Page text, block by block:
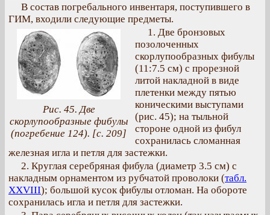
В состав погребального инвентаря, поступившего в
ГИМ, входили следующие предметы.
Рис. 45. Две
скорлупообразные фибулы
(погребение 124). [с. 209]
1. Две бронзовых
позолоченных
скорлупообразных фибулы
(11:7.5 см) с прорезной
литой накладной в виде
плетенки между пятью
коническими выступами
(рис. 45); на тыльной
стороне одной из фибул
сохранилась сломанная
железная игла и петля для застежки.
2. Круглая серебряная фибула (диаметр 3.5 см) с
накладным орнаментом из рубчатой проволоки (табл.
XXVIII); большой кусок фибулы отломан. На обороте
сохранилась игла и петля для застежки.